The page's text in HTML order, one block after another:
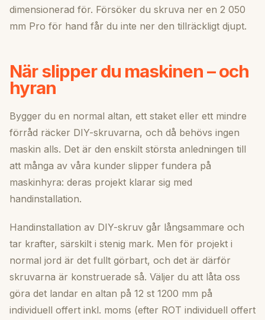
dimensionerad för. Försöker du skruva ner en 2 050
mm Pro för hand får du inte ner den tillräckligt djupt.
När slipper du maskinen – och
hyran
Bygger du en normal altan, ett staket eller ett mindre
förråd räcker DIY-skruvarna, och då behövs ingen
maskin alls. Det är den enskilt största anledningen till
att många av våra kunder slipper fundera på
maskinhyra: deras projekt klarar sig med
handinstallation.
Handinstallation av DIY-skruv går långsammare och
tar krafter, särskilt i stenig mark. Men för projekt i
normal jord är det fullt görbart, och det är därför
skruvarna är konstruerade så. Väljer du att låta oss
göra det landar en altan på 12 st 1200 mm på
individuell offert inkl. moms (efter ROT individuell offert